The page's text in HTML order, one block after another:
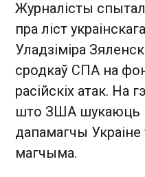
Журналісты
пра ліст
Уладзіміра
сродкаў СПА на
расійскіх атак. На
што ЗША шукаюць
дапамагчы Украіне
магчыма.